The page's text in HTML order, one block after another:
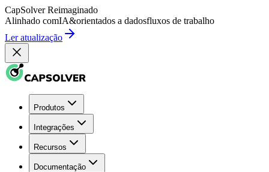
CapSolver Reimaginado
Alinhado comIA&orientados a dadosfluxos de trabalho
Ler atualização
Produtos
Integrações
Recursos
Documentação